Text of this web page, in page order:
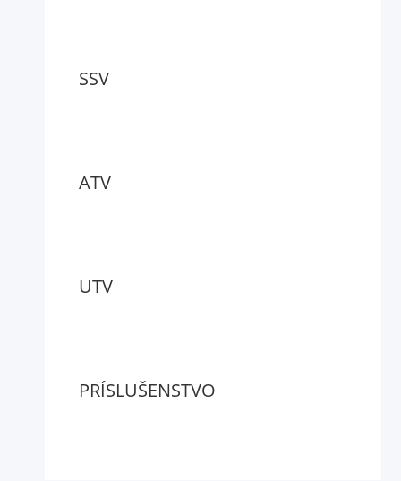
SSV
ATV
UTV
PRÍSLUŠENSTVO